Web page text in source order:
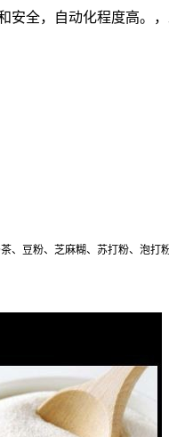
全，自动化程度高。
豆粉、芝麻糊、苏打粉、泡